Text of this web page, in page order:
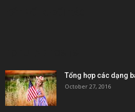
Tổng hợp các dạng
October 27, 2016